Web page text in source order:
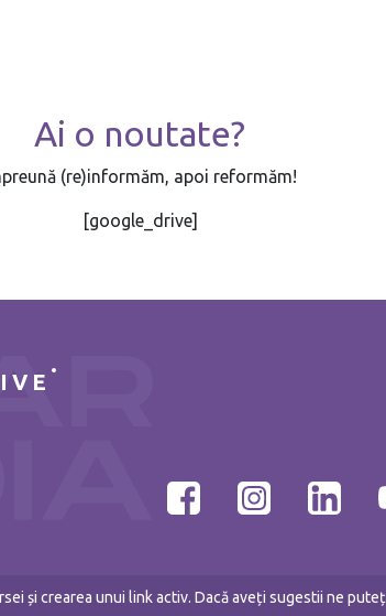
Ai o noutate?
(re)informăm, apoi reformăm!
[google_drive]
și crearea unui link activ. Dacă aveți sugestii ne